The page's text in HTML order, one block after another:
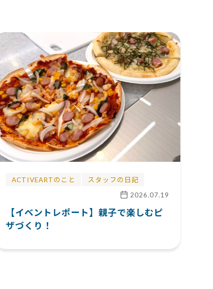
ACTIVEARTのこと
スタッフの日記
2026.07.19
【イベントレポート】親子で楽しむピ
ザづくり！